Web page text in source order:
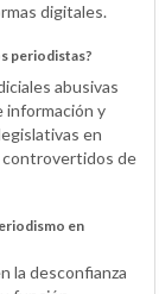
digitales.
periodistas?
abusivas
información y
en
controvertidos de
en
la desconfianza